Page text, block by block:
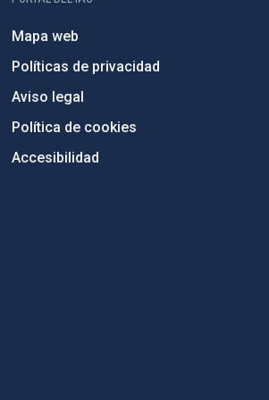
Mapa web
Políticas de privacidad
Aviso legal
Política de cookies
Accesibilidad